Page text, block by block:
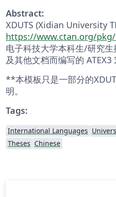
Abstract:
XDUTS (Xidian University
https://www.ctan.org/
电子科技大学本科生/研究
及其他文档而编写的 ATEX3
**本模板只是一部分的
明。
Tags:
International Languages
Theses Chinese